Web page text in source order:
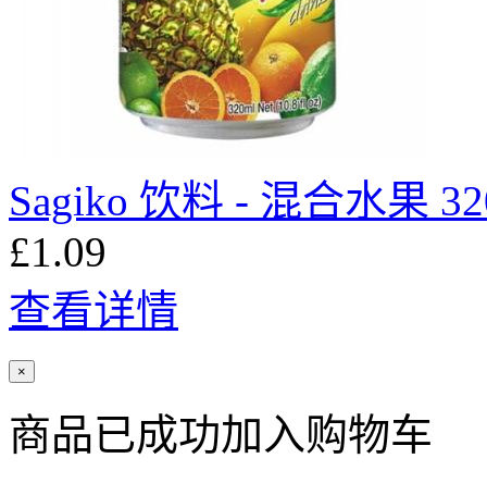
Sagiko 饮料 - 混合水果
£1.09
查看详情
×
商品已成功加入购物车